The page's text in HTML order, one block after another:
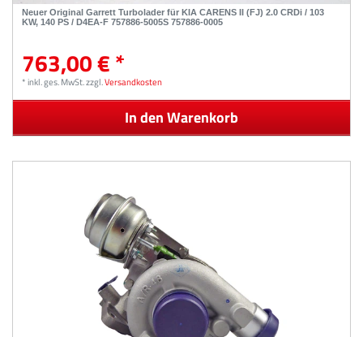
Neuer Original Garrett Turbolader für KIA CARENS II (FJ) 2.0 CRDi / 103
KW, 140 PS / D4EA-F 757886-5005S 757886-0005
763,00 € *
*inkl. ges. MwSt.zzgl.Versandkosten
In den Warenkorb